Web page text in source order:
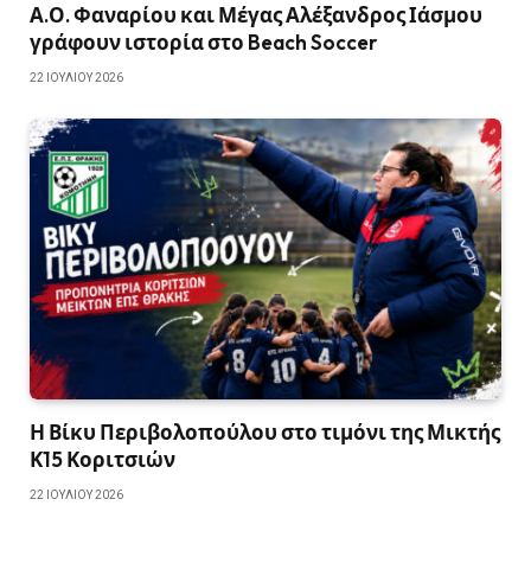
Α.Ο. Φαναρίου και Μέγας Αλέξανδρος Ιάσμου
γράφουν ιστορία στο Beach Soccer
22 ΙΟΥΛΊΟΥ 2026
Η Βίκυ Περιβολοπούλου στο τιμόνι της Μικτής
Κ15 Κοριτσιών
22 ΙΟΥΛΊΟΥ 2026